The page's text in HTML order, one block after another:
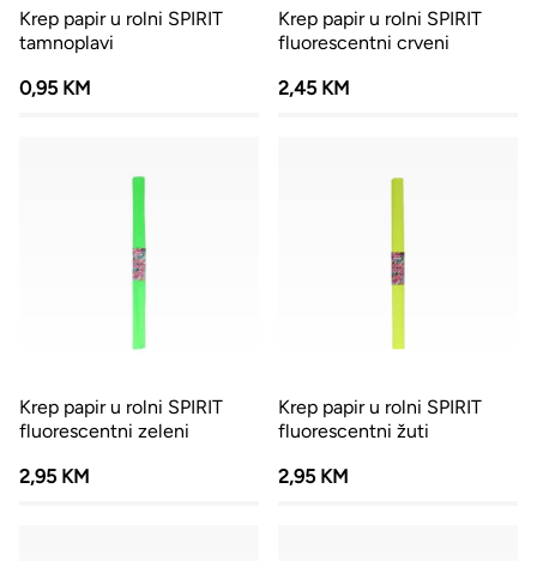
Krep papir u rolni SPIRIT
tamnoplavi
0,95 KM
Krep papir u rolni SPIRIT
fluorescentni crveni
2,45 KM
Krep papir u rolni SPIRIT
fluorescentni zeleni
2,95 KM
Krep papir u rolni SPIRIT
fluorescentni žuti
2,95 KM